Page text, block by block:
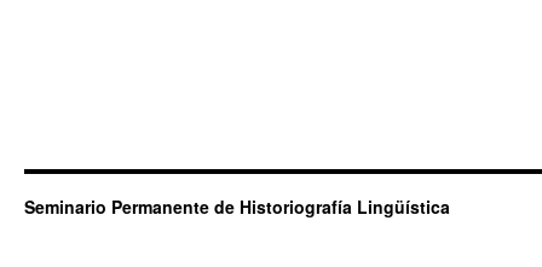
Seminario Permanente de Historiografía Lingüística